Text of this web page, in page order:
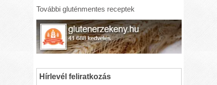
További gluténmentes receptek
Hírlevél feliratkozás